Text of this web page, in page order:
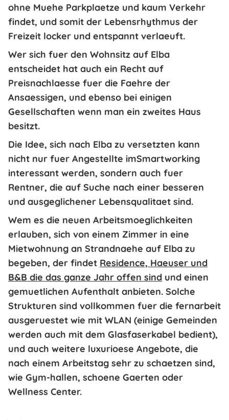
ohne Muehe Parkplaetze und kaum Verkehr
findet, und somit der Lebensrhythmus der
Freizeit locker und entspannt verlaeuft.
Wer sich fuer den Wohnsitz auf Elba
entscheidet hat auch ein Recht auf
Preisnachlaesse fuer die Faehre der
Ansaessigen, und ebenso bei einigen
Gesellschaften wenn man ein zweites Haus
besitzt.
Die Idee, sich nach Elba zu versetzten kann
nicht nur fuer Angestellte imSmartworking
interessant werden, sondern auch fuer
Rentner, die auf Suche nach einer besseren
und ausgeglichener Lebensqualitaet sind.
Wem es die neuen Arbeitsmoeglichkeiten
erlauben, sich von einem Zimmer in eine
Mietwohnung an Strandnaehe auf Elba zu
begeben, der findet Residence, Haeuser und
B&B die das ganze Jahr offen sind und einen
gemuetlichen Aufenthalt anbieten. Solche
Strukturen sind vollkommen fuer die fernarbeit
ausgeruestet wie mit WLAN (einige Gemeinden
werden auch mit dem Glasfaserkabel bedient),
und auch weitere luxurioese Angebote, die
nach einem Arbeitstag sehr zu schaetzen sind,
wie Gym-hallen, schoene Gaerten oder
Wellness Center.